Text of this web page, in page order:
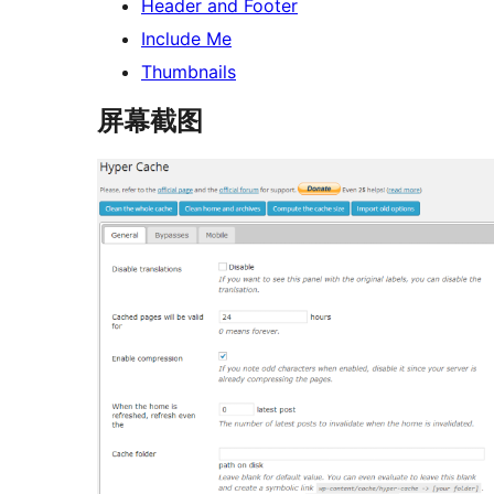
Header and Footer
Include Me
Thumbnails
屏幕截图